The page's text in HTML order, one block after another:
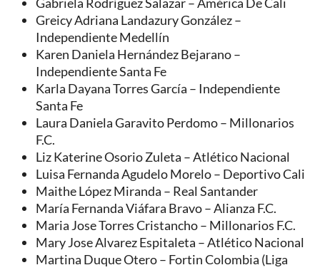
Greicy Adriana Landazury González –
Independiente Medellín
Karen Daniela Hernández Bejarano –
Independiente Santa Fe
Karla Dayana Torres García – Independiente
Santa Fe
Laura Daniela Garavito Perdomo – Millonarios
F.C.
Liz Katerine Osorio Zuleta – Atlético Nacional
Luisa Fernanda Agudelo Morelo – Deportivo Cali
Maithe López Miranda – Real Santander
María Fernanda Viáfara Bravo – Alianza F.C.
Maria Jose Torres Cristancho – Millonarios F.C.
Mary Jose Alvarez Espitaleta – Atlético Nacional
Martina Duque Otero – Fortin Colombia (Liga